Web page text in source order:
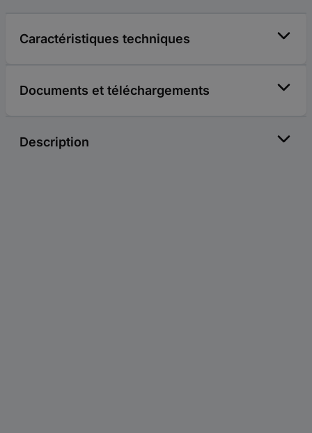
Caractéristiques techniques
Documents et téléchargements
Description